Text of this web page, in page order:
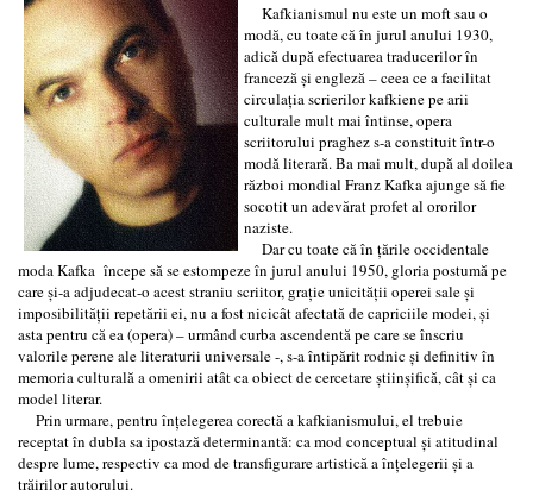
Kafkianismul nu este un moft sau o
modă, cu toate că în jurul anului 1930,
adică după efectuarea traducerilor în
franceză şi engleză – ceea ce a facilitat
circulaţia scrierilor kafkiene pe arii
culturale mult mai întinse, opera
scriitorului praghez s-a constituit într-o
modă literară. Ba mai mult, după al doilea
război mondial Franz Kafka ajunge să fie
socotit un adevărat profet al ororilor
naziste.
Dar cu toate că în ţările occidentale
moda Kafka începe să se estompeze în jurul anului 1950, gloria postumă pe
care şi-a adjudecat-o acest straniu scriitor, graţie unicităţii operei sale şi
imposibilităţii repetării ei, nu a fost nicicât afectată de capriciile modei, şi
asta pentru că ea (opera) – urmând curba ascendentă pe care se înscriu
valorile perene ale literaturii universale -, s-a întipărit rodnic şi definitiv în
memoria culturală a omenirii atât ca obiect de cercetare ştiinşifică, cât şi ca
model literar.
Prin urmare, pentru înţelegerea corectă a kafkianismului, el trebuie
receptat în dubla sa ipostază determinantă: ca mod conceptual şi atitudinal
despre lume, respectiv ca mod de transfigurare artistică a înţelegerii şi a
trăirilor autorului.